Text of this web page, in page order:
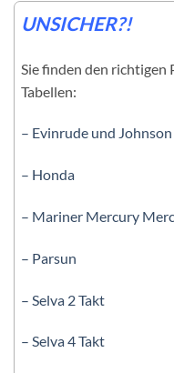
UNSICHER?!
Sie finden den richtigen
Tabellen:
– Evinrude und Johnson
– Honda
– Mariner Mercury
– Parsun
– Selva 2 Takt
– Selva 4 Takt